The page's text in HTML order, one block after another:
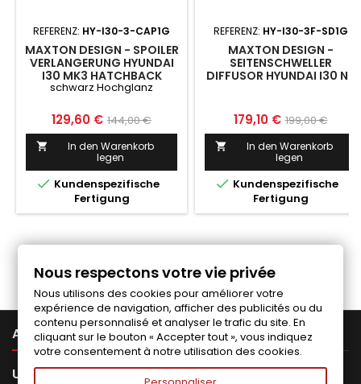
REFERENZ: HY-I30-3-CAP1G
MAXTON DESIGN - SPOILER
VERLANGERUNG HYUNDAI
I30 MK3 HATCHBACK
SCHWARZ HOCHGLANZ
schwarz Hochglanz
Preis
129,60 € Normaler
Preis
144,00 €

In den Warenkorb
legen
 Kundenspezifische
Fertigung
REFERENZ: HY-I30-3F-SD1G
MAXTON DESIGN -
SEITENSCHWELLER
DIFFUSOR HYUNDAI I30 N-
MK3 FACELIFT
Preis
179,10 € Normaler
Preis
199,00 €

In den Warenkorb
legen
 Kundenspezifische
Fertigung
ARTIKEL
UNTERNEHMEN 
Nous respectons votre vie privée
Nous utilisons des cookies pour améliorer votre
expérience de navigation, afficher des publicités ou du
contenu personnalisé et analyser le trafic du site. En
cliquant sur le bouton « Accepter tout », vous indiquez
votre consentement à notre utilisation des cookies.